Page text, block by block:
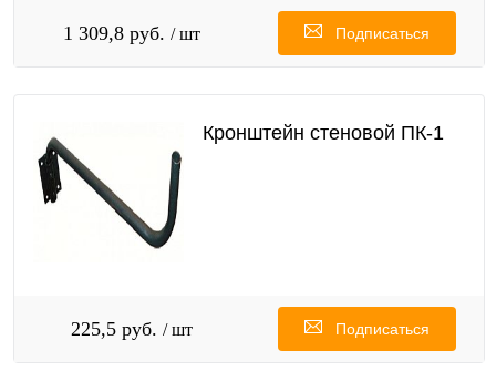
1 309,8 руб. / шт Подписаться
Кронштейн стеновой ПК-1
225,5 руб. / шт Подписаться